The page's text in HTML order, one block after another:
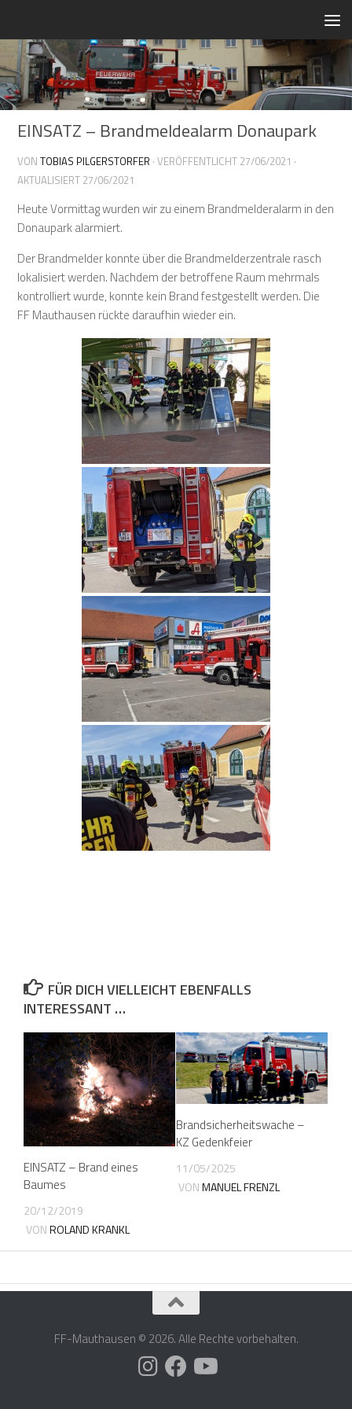
EINSATZ – Brandmeldealarm Donaupark
VONTOBIAS PILGERSTORFER · VERÖFFENTLICHT 27/06/2021 ·
AKTUALISIERT 27/06/2021
Heute Vormittag wurden wir zu einem Brandmelderalarm in den
Donaupark alarmiert.
Der Brandmelder konnte über die Brandmelderzentrale rasch
lokalisiert werden. Nachdem der betroffene Raum mehrmals
kontrolliert wurde, konnte kein Brand festgestellt werden. Die
FF Mauthausen rückte daraufhin wieder ein.
FÜR DICH VIELLEICHT EBENFALLS
INTERESSANT …
EINSATZ – Brand eines
Baumes
20/12/2019
VONROLAND KRANKL
Brandsicherheitswache –
KZ Gedenkfeier
11/05/2025
VONMANUEL FRENZL
FF-Mauthausen © 2026. Alle Rechte vorbehalten.